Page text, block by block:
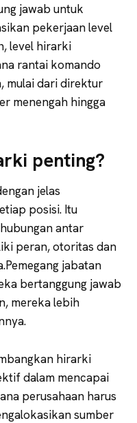
jawab untuk
pekerjaan level
level hirarki
rantai komando
mulai dari direktur
menengah hingga
penting?
jelas
posisi. Itu
antar
peran, otoritas dan
jabatan
bertanggung jawab
mereka lebih
hirarki
dalam mencapai
perusahaan harus
sumber